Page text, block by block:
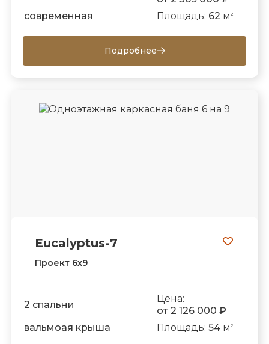
современная
Площадь: 62 м 2
Подробнее
Eucalyptus-7
Проект 6х9
2 спальни
Цена:
от 2 126 000 ₽
вальмоая крыша
Площадь: 54м 2